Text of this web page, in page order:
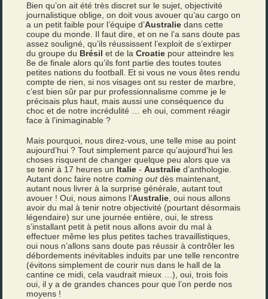
Bien qu’on ait été très discret sur le sujet, objectivité
journalistique oblige, on doit vous avouer qu’au cargo on
a un petit faible pour l’équipe d’Australie dans cette
coupe du monde. Il faut dire, et on ne l’a sans doute pas
assez souligné, qu’ils réussissent l’exploit de s’extirper
du groupe du Brésil et de laCroatie pour atteindre les
8e de finale alors qu’ils font partie des toutes toutes
petites nations du football. Et si vous ne vous êtes rendu
compte de rien, si nos visages ont su rester de marbre,
c’est bien sûr par pur professionnalisme comme je le
précisais plus haut, mais aussi une conséquence du
choc et de notre incrédulité … eh oui, comment réagir
face à l’inimaginable ?
Mais pourquoi, nous direz-vous, une telle mise au point
aujourd’hui ? Tout simplement parce qu’aujourd’hui les
choses risquent de changer quelque peu alors que va
se tenir à 17 heures un Italie -Australie d’anthologie.
Autant donc faire notrecoming outdès maintenant,
autant nous livrer à la surprise générale, autant tout
avouer ! Oui, nous aimons l’Australie , oui nous allons
avoir du mal à tenir notre objectivité (pourtant désormais
légendaire) sur une journée entière, oui, le stress
s’installant petit à petit nous allons avoir du mal à
effectuer même les plus petites taches travaillistiques,
oui nous n’allons sans doute pas réussir à contrôler les
débordements inévitables induits par une telle rencontre
(évitons simplement de courir nus dans le hall de la
cantine ce midi, cela vaudrait mieux …), oui, trois fois
oui, il y a de grandes chances pour que l’on perde nos
moyens !